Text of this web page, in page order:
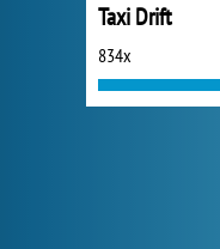
Taxi Drift
834x